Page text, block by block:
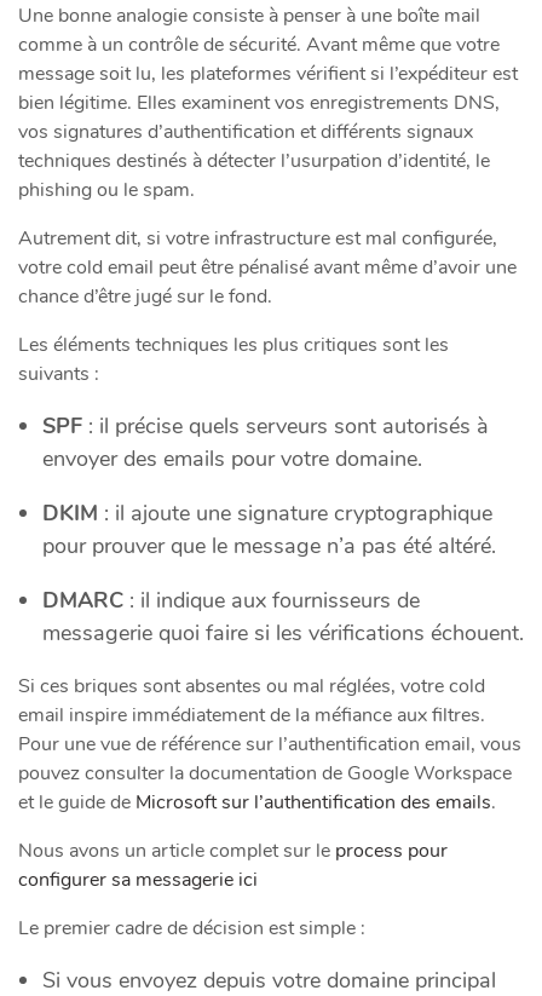
Une bonne analogie consiste à penser à une boîte mail
comme à un contrôle de sécurité. Avant même que votre
message soit lu, les plateformes vérifient si l’expéditeur est
bien légitime. Elles examinent vos enregistrements DNS,
vos signatures d’authentification et différents signaux
techniques destinés à détecter l’usurpation d’identité, le
phishing ou le spam.
Autrement dit, si votre infrastructure est mal configurée,
votre cold email peut être pénalisé avant même d’avoir une
chance d’être jugé sur le fond.
Les éléments techniques les plus critiques sont les
suivants :
SPF : il précise quels serveurs sont autorisés à
envoyer des emails pour votre domaine.
DKIM : il ajoute une signature cryptographique
pour prouver que le message n’a pas été altéré.
DMARC : il indique aux fournisseurs de
messagerie quoi faire si les vérifications échouent.
Si ces briques sont absentes ou mal réglées, votre cold
email inspire immédiatement de la méfiance aux filtres.
Pour une vue de référence sur l’authentification email, vous
pouvez consulter la documentation de Google Workspace
et le guide de Microsoft sur l’authentification des emails.
Nous avons un article complet sur le process pour
configurer sa messagerie ici
Le premier cadre de décision est simple :
Si vous envoyez depuis votre domaine principal